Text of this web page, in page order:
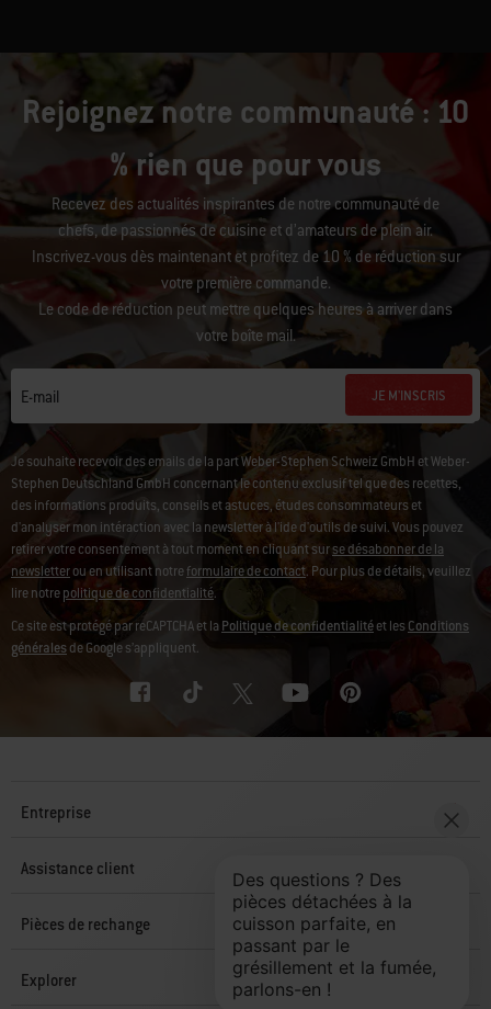
Rejoignez notre communauté : 10
% rien que pour vous
Recevez des actualités inspirantes de notre communauté de
chefs, de passionnés de cuisine et d’amateurs de plein air.
Inscrivez-vous dès maintenant et profitez de 10 % de réduction sur
votre première commande.
Le code de réduction peut mettre quelques heures à arriver dans
votre boîte mail.
E-mail JE M'INSCRIS
Je souhaite recevoir des emails de la part Weber-Stephen Schweiz GmbH et Weber-
Stephen Deutschland GmbH concernant le contenu exclusif tel que des recettes,
des informations produits, conseils et astuces, études consommateurs et
d'analyser mon intéraction avec la newsletter à l'ide d'outils de suivi. Vous pouvez
retirer votre consentement à tout moment en cliquant surse désabonner de la
newsletterou en utilisant notreformulaire de contact. Pour plus de détails, veuillez
lire notrepolitique de confidentialité.
Ce site est protégé par reCAPTCHA et la Politique de confidentialitéet lesConditions
généralesde Google s’appliquent.
Entreprise
Assistance client
Pièces de rechange
Explorer